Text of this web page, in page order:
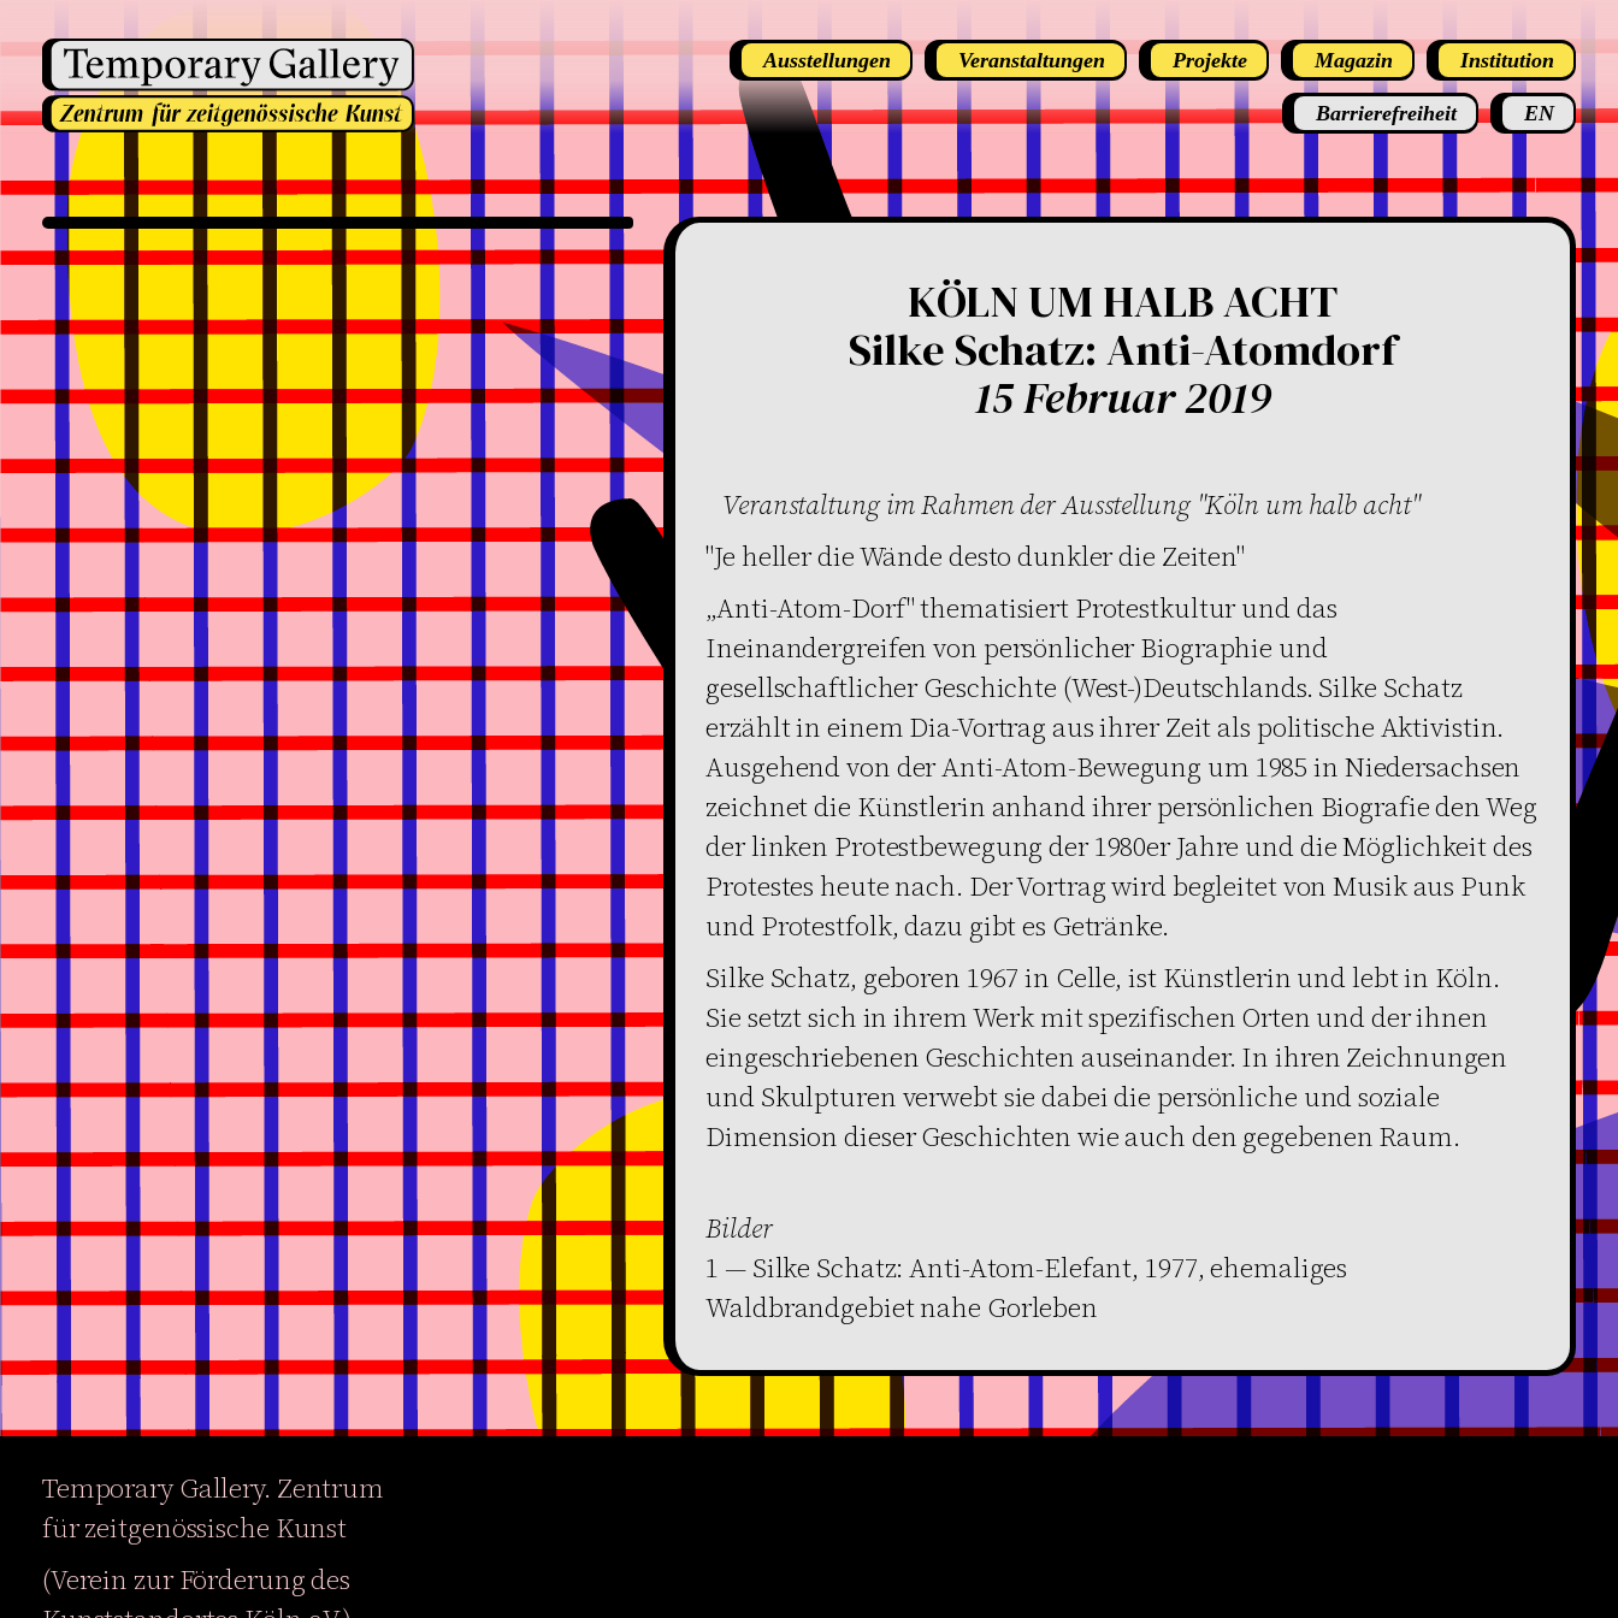
Ausstellungen Veranstaltungen Projekte Magazin Institution
Barrierefreiheit EN
KÖLN UM HALB ACHT
Silke Schatz: Anti-Atomdorf
15 Februar 2019
Veranstaltung im Rahmen der Ausstellung "Köln um halb acht"
"Je heller die Wände desto dunkler die Zeiten"
„Anti-Atom-Dorf" thematisiert Protestkultur und das
Ineinandergreifen von persönlicher Biographie und
gesellschaftlicher Geschichte (West-)Deutschlands. Silke Schatz
erzählt in einem Dia-Vortrag aus ihrer Zeit als politische Aktivistin.
Ausgehend von der Anti-Atom-Bewegung um 1985 in Niedersachsen
zeichnet die Künstlerin anhand ihrer persönlichen Biografie den Weg
der linken Protestbewegung der 1980er Jahre und die Möglichkeit des
Protestes heute nach. Der Vortrag wird begleitet von Musik aus Punk
und Protestfolk, dazu gibt es Getränke.
Silke Schatz, geboren 1967 in Celle, ist Künstlerin und lebt in Köln.
Sie setzt sich in ihrem Werk mit spezifischen Orten und der ihnen
eingeschriebenen Geschichten auseinander. In ihren Zeichnungen
und Skulpturen verwebt sie dabei die persönliche und soziale
Dimension dieser Geschichten wie auch den gegebenen Raum.
Bilder
1 — Silke Schatz: Anti-Atom-Elefant, 1977, ehemaliges
Waldbrandgebiet nahe Gorleben
Temporary Gallery. Zentrum
für zeitgenössische Kunst
(Verein zur Förderung des